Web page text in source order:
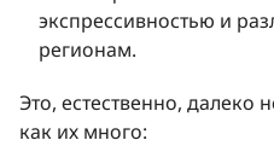
экспрессивностью и
регионам.
Это, естественно, далеко
как их много: